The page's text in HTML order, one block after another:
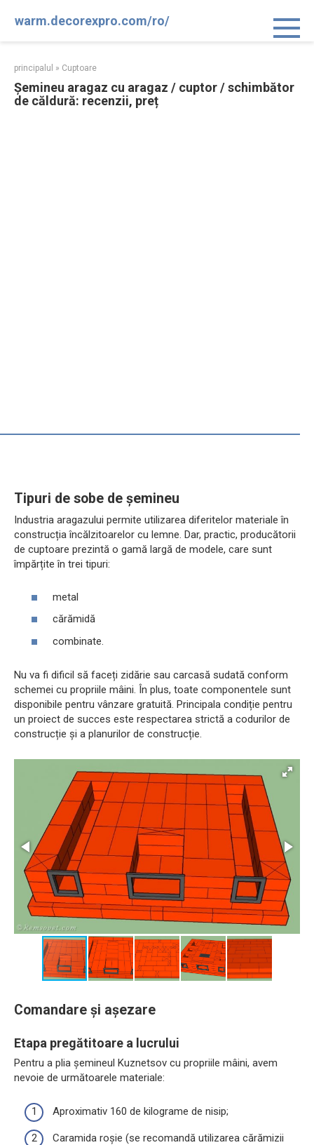
warm.decorexpro.com/ro/
principalul » Cuptoare
Șemineu aragaz cu aragaz / cuptor / schimbător
de căldură: recenzii, preț
Tipuri de sobe de șemineu
Industria aragazului permite utilizarea diferitelor materiale în
construcția încălzitoarelor cu lemne. Dar, practic, producătorii
de cuptoare prezintă o gamă largă de modele, care sunt
împărțite în trei tipuri:
metal
cărămidă
combinate.
Nu va fi dificil să faceți zidărie sau carcasă sudată conform
schemei cu propriile mâini. În plus, toate componentele sunt
disponibile pentru vânzare gratuită. Principala condiție pentru
un proiect de succes este respectarea strictă a codurilor de
construcție și a planurilor de construcție.
Comandare și așezare
Etapa pregătitoare a lucrului
Pentru a plia șemineul Kuznetsov cu propriile mâini, avem
nevoie de următoarele materiale:
Aproximativ 160 de kilograme de nisip;
Caramida roșie (se recomandă utilizarea cărămizii